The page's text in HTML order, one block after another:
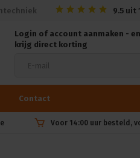
9.5 uit
Login of account aanmaken - en
krijg direct korting
Contact
Voor 14:00 uur besteld,